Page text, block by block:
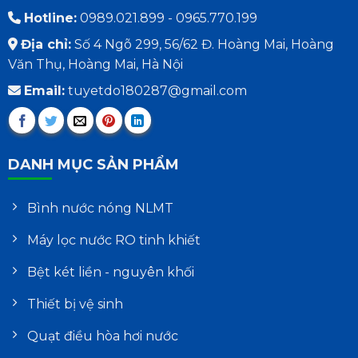
Hotline:0989.021.899 - 0965.770.199
Địa chỉ:Số 4 Ngõ 299, 56/62 Đ. Hoàng Mai, Hoàng
Văn Thụ, Hoàng Mai, Hà Nội
Email:tuyetdo180287@gmail.com
DANH MỤC SẢN PHẨM
Bình nước nóng NLMT
Máy lọc nước RO tinh khiết
Bệt két liền - nguyên khối
Thiết bị vệ sinh
Quạt điều hòa hơi nước